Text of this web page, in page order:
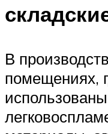
В
помещениях,
использованы